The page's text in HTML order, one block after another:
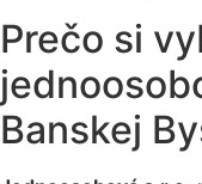
Prečo si
Banskej